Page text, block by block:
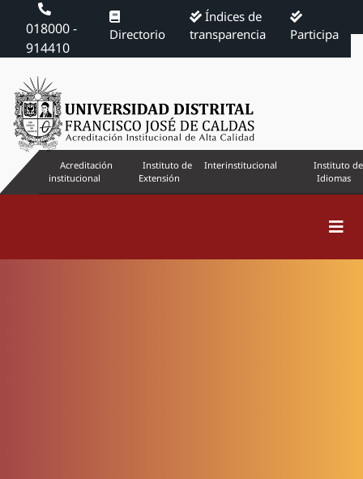
018000 -
914410
Directorio
Índices de
transparencia
Participa
Acreditación
institucional
Instituto de
Extensión
Interinstitucional
Instituto de
Idiomas